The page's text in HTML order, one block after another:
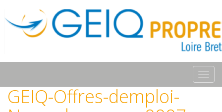
GEIQ-Offres-demploi-